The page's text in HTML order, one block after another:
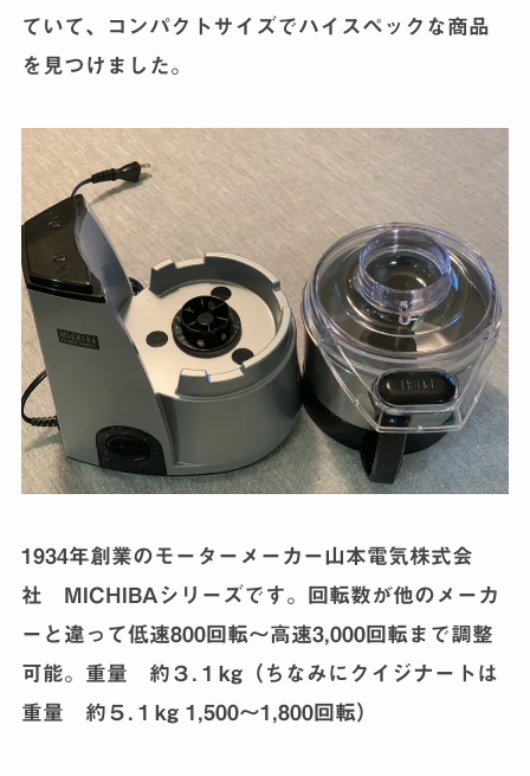
ていて、コンパクトサイズでハイスペックな商品
を見つけました。
1934年創業のモーターメーカー山本電気株式会
社 MICHIBAシリーズです。回転数が他のメーカ
ーと違って低速800回転〜高速3,000回転まで調整
可能。重量 約３.１kg（ちなみにクイジナートは
重量 約５.１kg 1,500〜1,800回転）